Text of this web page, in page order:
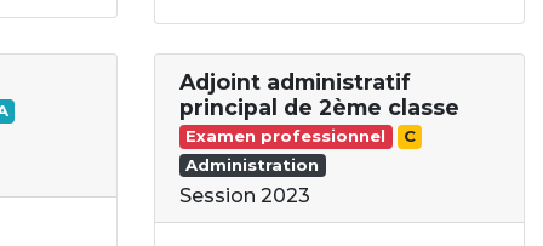
Adjoint administratif
principal de 2ème classe
Examen professionnel
C
Administration
Session 2023